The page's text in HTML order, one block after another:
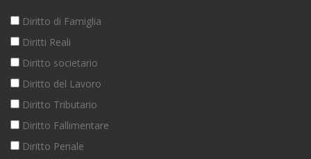
Diritto di Famiglia
Diritti Reali
Diritto societario
Diritto del Lavoro
Diritto Tributario
Diritto Fallimentare
Diritto Penale